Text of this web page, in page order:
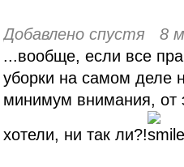
Добавлено спустя 8
...вообще, если все
уборки на самом деле
минимум внимания, от
хотели, ни так ли?!